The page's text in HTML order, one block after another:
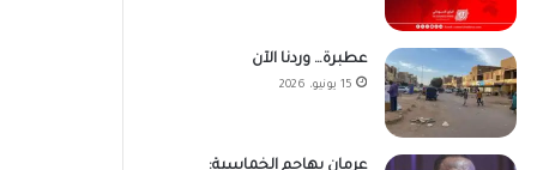
عطبرة… وردنا الآن
15 يونيو، 2026
عرمان يهاجم الخماسية: